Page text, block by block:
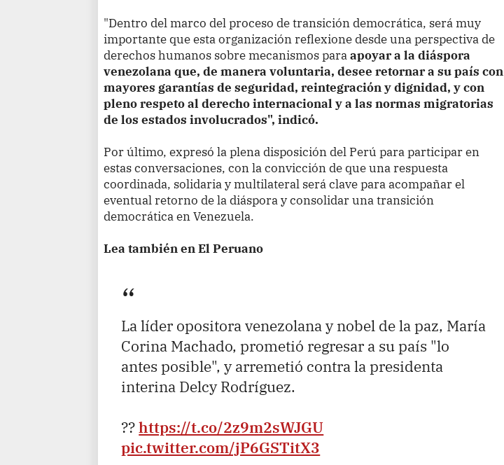
"Dentro del marco del proceso de transición democrática, será muy
importante que esta organización reflexione desde una perspectiva de
derechos humanos sobre mecanismos paraapoyar a la diáspora
venezolana que, de manera voluntaria, desee retornar a su país con
mayores garantías de seguridad, reintegración y dignidad, y con
pleno respeto al derecho internacional y a las normas migratorias
de los estados involucrados", indicó.
Por último, expresó la plena disposición del Perú para participar en
estas conversaciones, con la convicción de que una respuesta
coordinada, solidaria y multilateral será clave para acompañar el
eventual retorno de la diáspora y consolidar una transición
democrática en Venezuela.
Lea también en El Peruano
La líder opositora venezolana y nobel de la paz, María
Corina Machado, prometió regresar a su país "lo
antes posible", y arremetió contra la presidenta
interina Delcy Rodríguez.
??https://t.co/2z9m2sWJGU
pic.twitter.com/jP6GSTitX3